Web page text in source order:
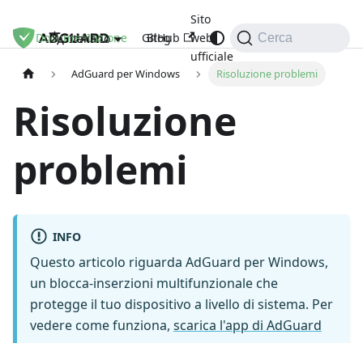
Documentazione Blog
Sito
web
ufficiale
Italiano GitHub Cerca
AdGuard per Windows Risoluzione problemi
Risoluzione
problemi
INFO
Questo articolo riguarda AdGuard per Windows,
un blocca-inserzioni multifunzionale che
protegge il tuo dispositivo a livello di sistema. Per
vedere come funziona, scarica l'app di AdGuard